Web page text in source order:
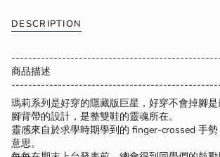
quantity
in
cart",
quantity
for
{{
product
DESCRIPTION
商品描述
瑪莉系列是好穿的隱藏版巨星，好穿不會掉腳是
腳背帶的設計，是整雙鞋的靈魂所在。
靈感來自於求學時期學到的 finger-crossed 手
意思。